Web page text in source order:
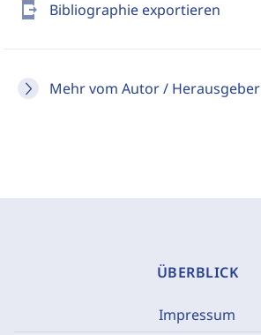
send_to_mobile Bibliographie exportieren
Mehr vom Autor / Herausgeber
ÜBERBLICK
Impressum